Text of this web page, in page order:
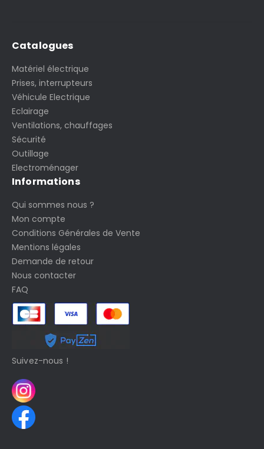
Catalogues
Matériel électrique
Prises, interrupteurs
Véhicule Electrique
Eclairage
Ventilations, chauffages
Sécurité
Outillage
Electroménager
Informations
Qui sommes nous ?
Mon compte
Conditions Générales de Vente
Mentions légales
Demande de retour
Nous contacter
FAQ
Suivez-nous !